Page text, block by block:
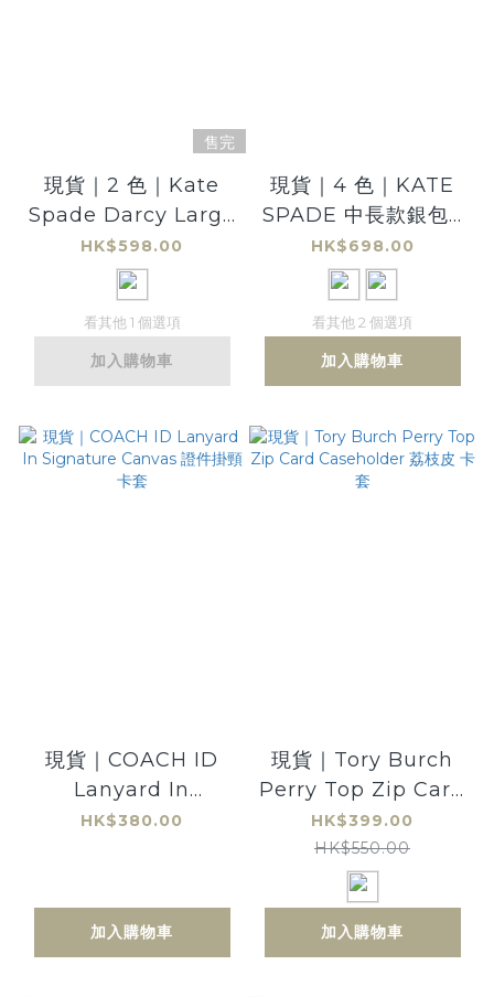
售完
現貨｜2 色｜Kate
Spade Darcy Large
Slim Bifold Long
Wallet 薄款長銀包
HK$598.00
看其他 1 個選項
加入購物車
現貨｜4 色｜KATE
SPADE 中長款銀包 |
Staci Zip-around
Medium Bifold
Wallet
HK$698.00
看其他 2 個選項
加入購物車
現貨｜COACH ID
Lanyard In
Signature Canvas
HK$380.00
加入購物車
現貨｜Tory Burch
Perry Top Zip Card
Caseholder 荔枝皮
卡套
HK$399.00
HK$550.00
加入購物車